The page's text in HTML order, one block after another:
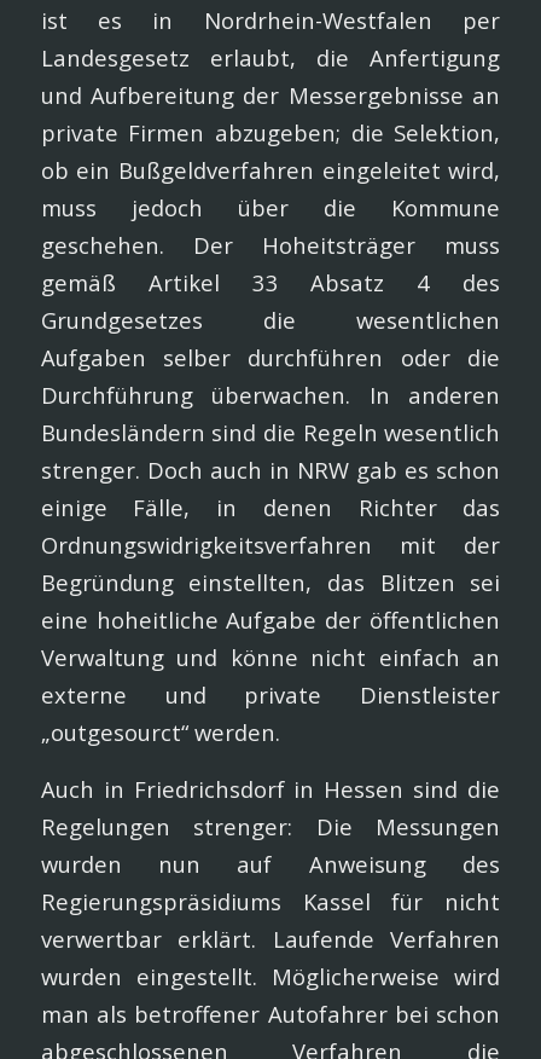
ist es in Nordrhein-Westfalen per
Landesgesetz erlaubt, die Anfertigung
und Aufbereitung der Messergebnisse an
private Firmen abzugeben; die Selektion,
ob ein Bußgeldverfahren eingeleitet wird,
muss jedoch über die Kommune
geschehen. Der Hoheitsträger muss
gemäß Artikel 33 Absatz 4 des
Grundgesetzes die wesentlichen
Aufgaben selber durchführen oder die
Durchführung überwachen. In anderen
Bundesländern sind die Regeln wesentlich
strenger. Doch auch in NRW gab es schon
einige Fälle, in denen Richter das
Ordnungswidrigkeitsverfahren mit der
Begründung einstellten, das Blitzen sei
eine hoheitliche Aufgabe der öffentlichen
Verwaltung und könne nicht einfach an
externe und private Dienstleister
„outgesourct“ werden.
Auch in Friedrichsdorf in Hessen sind die
Regelungen strenger: Die Messungen
wurden nun auf Anweisung des
Regierungspräsidiums Kassel für nicht
verwertbar erklärt. Laufende Verfahren
wurden eingestellt. Möglicherweise wird
man als betroffener Autofahrer bei schon
abgeschlossenen Verfahren die